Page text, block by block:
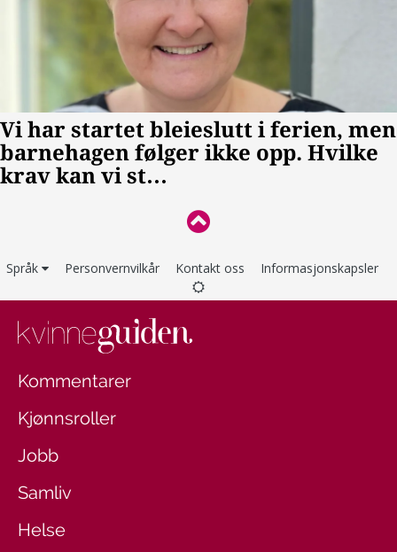
Språk Personvernvilkår Kontakt oss Informasjonskapsler
Kommentarer
Kjønnsroller
Jobb
Samliv
Helse